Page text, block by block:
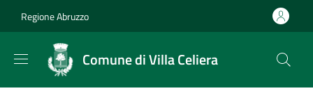
Regione Abruzzo
Comune di Villa Celiera